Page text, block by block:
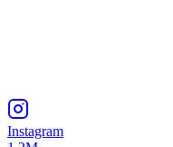
Instagram